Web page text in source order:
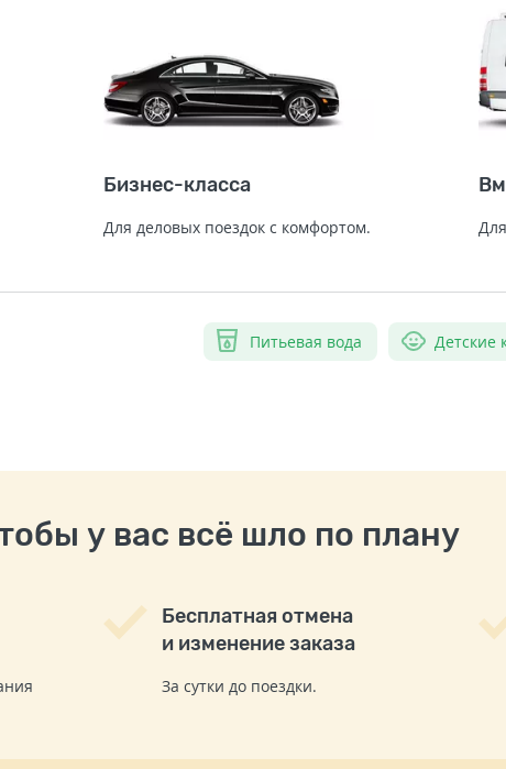
Бизнес-класса
Для деловых поездок с комфортом.
Питьевая вода Детские
у вас всё шло по плану
Бесплатная отмена
и изменение заказа
За сутки до поездки.